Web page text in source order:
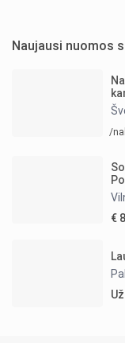
Naujausi nuomos
/
€